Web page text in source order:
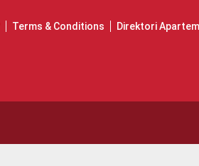
Terms & Conditions Direktori